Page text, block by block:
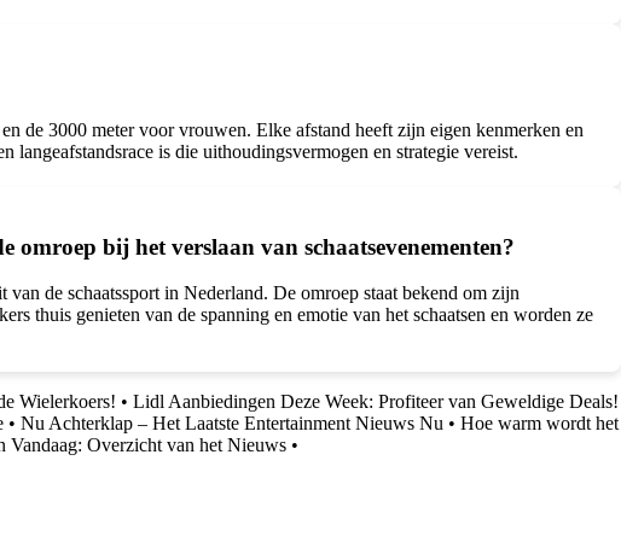
de 3000 meter voor vrouwen. Elke afstand heeft zijn eigen kenmerken en
langeafstandsrace is die uithoudingsvermogen en strategie vereist.
omroep bij het verslaan van schaatsevenementen?
de schaatssport in Nederland. De omroep staat bekend om zijn
thuis genieten van de spanning en emotie van het schaatsen en worden ze
Wielerkoers! • Lidl Aanbiedingen Deze Week: Profiteer van Geweldige Deals!
• Nu Achterklap – Het Laatste Entertainment Nieuws Nu • Hoe warm wordt het
Vandaag: Overzicht van het Nieuws •